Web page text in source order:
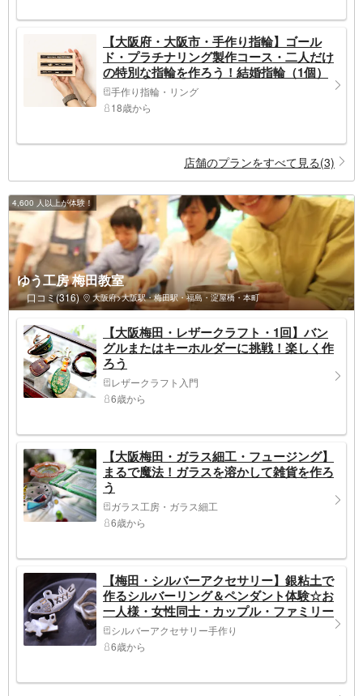
【大阪府・大阪市・手作り指輪】ゴール
ド・プラチナリング製作コース・二人だけ
の特別な指輪を作ろう！結婚指輪（1個）
手作り指輪・リング
18歳から
店舗のプランをすべて見る(3)
4,600 人以上が体験！
ゆう工房 梅田教室
口コミ(316) 大阪府>大阪駅・梅田駅・福島・淀屋橋・本町
【大阪梅田・レザークラフト・1回】バン
グルまたはキーホルダーに挑戦！楽しく作
ろう
レザークラフト入門
6歳から
【大阪梅田・ガラス細工・フュージング】
まるで魔法！ガラスを溶かして雑貨を作ろ
う
ガラス工房・ガラス細工
6歳から
【梅田・シルバーアクセサリー】銀粘土で
作るシルバーリング＆ペンダント体験☆お
一人様・女性同士・カップル・ファミリー
にシルバーアクセサリー手作り
6歳から